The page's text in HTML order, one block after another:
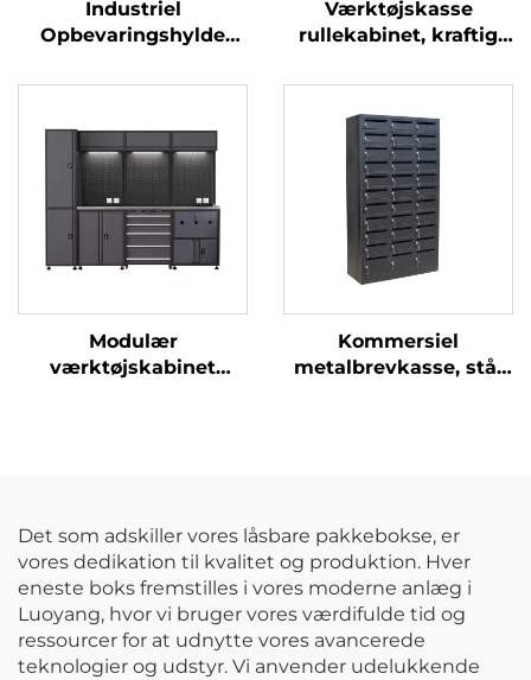
Industriel
Opbevaringshylde
Metal Stål Hyldestativ
Justerbart Metal
Hyldeenhed til
Værksted
Værktøjskasse
rullekabinet, kraftig
værktøjskasse
kabinet, vogn,
metalværktøjskabinet
med pilleplade til
bilværksted
Modulær
værktøjskabinet
Kommersiel
metalbrevkasse, stål
Det som adskiller vores låsbare pakkebokse, er
vores dedikation til kvalitet og produktion. Hver
eneste boks fremstilles i vores moderne anlæg i
Luoyang, hvor vi bruger vores værdifulde tid og
ressourcer for at udnytte vores avancerede
teknologier og udstyr. Vi anvender udelukkende